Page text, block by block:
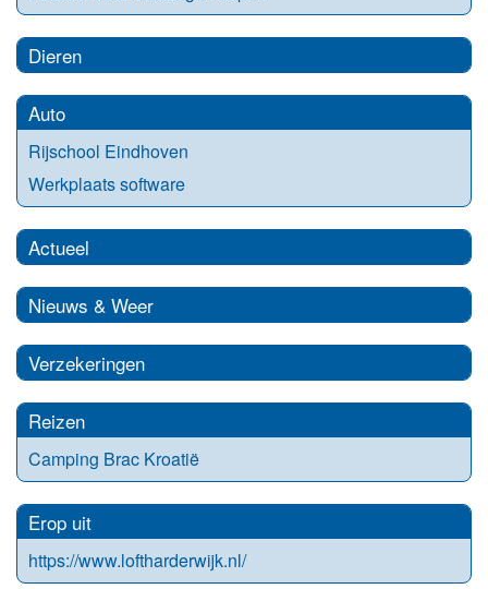
Dieren
Auto
Rijschool Eindhoven
Werkplaats software
Actueel
Nieuws & Weer
Verzekeringen
Reizen
Camping Brac Kroatië
Erop uit
https://www.loftharderwijk.nl/